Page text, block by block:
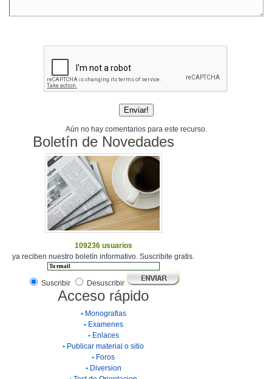
Aún no hay comentarios para este recurso.
Boletín de Novedades
109236 usuarios
ya reciben nuestro boletín informativo. Suscribite gratis.
Suscribir Desuscribir
Acceso rápido
• Monografias
• Examenes
• Enlaces
• Publicar material o sitio
• Foros
• Diversion